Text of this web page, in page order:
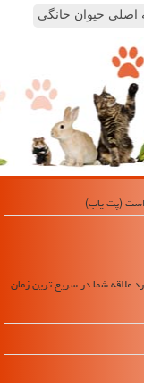
حیوان خانگی
علاقه شما در سریع ترین زمان